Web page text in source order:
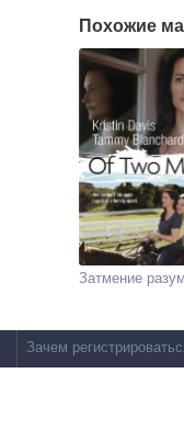
Похожие
Затмение
Зачем